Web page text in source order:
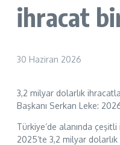
ihracat
30 Haziran 2026
3,2 milyar dolarlık
Başkanı Serkan Leke:
Türkiye’de alanında
2025’te 3,2 milyar